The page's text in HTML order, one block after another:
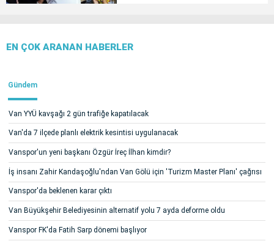
EN ÇOK ARANAN HABERLER
Gündem
Van YYÜ kavşağı 2 gün trafiğe kapatılacak
Van'da 7 ilçede planlı elektrik kesintisi uygulanacak
Vanspor'un yeni başkanı Özgür İreç İlhan kimdir?
İş insanı Zahir Kandaşoğlu'ndan Van Gölü için 'Turizm Master Planı' çağrısı
Vanspor'da beklenen karar çıktı
Van Büyükşehir Belediyesinin alternatif yolu 7 ayda deforme oldu
Vanspor FK'da Fatih Sarp dönemi başlıyor